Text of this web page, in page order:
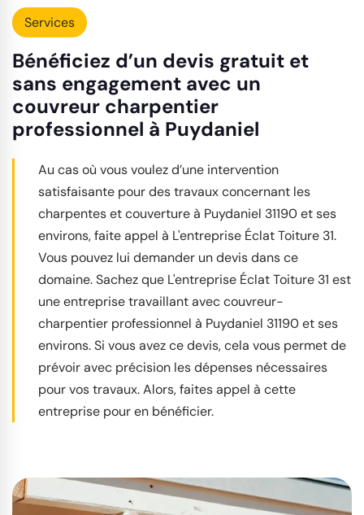
Services
Bénéficiez d’un devis gratuit et
sans engagement avec un
couvreur charpentier
professionnel à Puydaniel
Au cas où vous voulez d’une intervention
satisfaisante pour des travaux concernant les
charpentes et couverture à Puydaniel 31190 et ses
environs, faite appel à L'entreprise Éclat Toiture 31.
Vous pouvez lui demander un devis dans ce
domaine. Sachez que L'entreprise Éclat Toiture 31 est
une entreprise travaillant avec couvreur-
charpentier professionnel à Puydaniel 31190 et ses
environs. Si vous avez ce devis, cela vous permet de
prévoir avec précision les dépenses nécessaires
pour vos travaux. Alors, faites appel à cette
entreprise pour en bénéficier.